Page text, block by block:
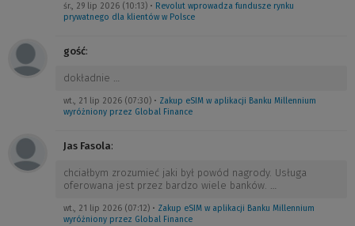
śr., 29 lip 2026 (10:13) • Revolut wprowadza fundusze rynku
prywatnego dla klientów w Polsce
gość:
dokładnie …
wt., 21 lip 2026 (07:30) • Zakup eSIM w aplikacji Banku Millennium
wyróżniony przez Global Finance
Jas Fasola:
chciałbym zrozumieć jaki był powód nagrody. Usługa
oferowana jest przez bardzo wiele banków. …
wt., 21 lip 2026 (07:12) • Zakup eSIM w aplikacji Banku Millennium
wyróżniony przez Global Finance